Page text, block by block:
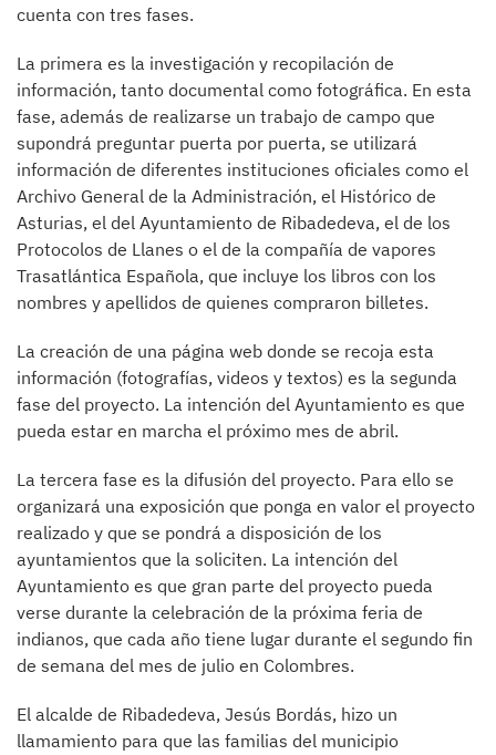
cuenta con tres fases.
La primera es la investigación y recopilación de
información, tanto documental como fotográfica. En esta
fase, además de realizarse un trabajo de campo que
supondrá preguntar puerta por puerta, se utilizará
información de diferentes instituciones oficiales como el
Archivo General de la Administración, el Histórico de
Asturias, el del Ayuntamiento de Ribadedeva, el de los
Protocolos de Llanes o el de la compañía de vapores
Trasatlántica Española, que incluye los libros con los
nombres y apellidos de quienes compraron billetes.
La creación de una página web donde se recoja esta
información (fotografías, videos y textos) es la segunda
fase del proyecto. La intención del Ayuntamiento es que
pueda estar en marcha el próximo mes de abril.
La tercera fase es la difusión del proyecto. Para ello se
organizará una exposición que ponga en valor el proyecto
realizado y que se pondrá a disposición de los
ayuntamientos que la soliciten. La intención del
Ayuntamiento es que gran parte del proyecto pueda
verse durante la celebración de la próxima feria de
indianos, que cada año tiene lugar durante el segundo fin
de semana del mes de julio en Colombres.
El alcalde de Ribadedeva, Jesús Bordás, hizo un
llamamiento para que las familias del municipio